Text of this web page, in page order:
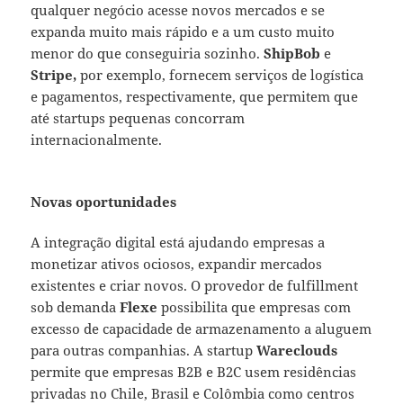
qualquer negócio acesse novos mercados e se
expanda muito mais rápido e a um custo muito
menor do que conseguiria sozinho.ShipBob e
Stripe, por exemplo, fornecem serviços de logística
e pagamentos, respectivamente, que permitem que
até startups pequenas concorram
internacionalmente.
Novas oportunidades
A integração digital está ajudando empresas a
monetizar ativos ociosos, expandir mercados
existentes e criar novos. O provedor de fulfillment
sob demandaFlexe possibilita que empresas com
excesso de capacidade de armazenamento a aluguem
para outras companhias. A startupWareclouds
permite que empresas B2B e B2C usem residências
privadas no Chile, Brasil e Colômbia como centros